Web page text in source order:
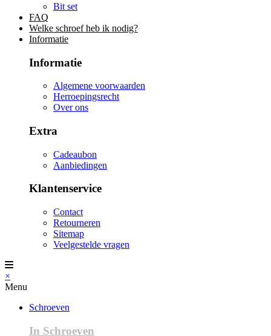
Bit set
FAQ
Welke schroef heb ik nodig?
Informatie
Informatie
Algemene voorwaarden
Herroepingsrecht
Over ons
Extra
Cadeaubon
Aanbiedingen
Klantenservice
Contact
Retourneren
Sitemap
Veelgestelde vragen
×
Menu
Schroeven
In Schroeven